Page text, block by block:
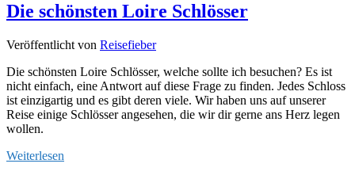
Die schönsten Loire Schlösser
Veröffentlicht von Reisefieber
Die schönsten Loire Schlösser, welche sollte ich besuchen? Es ist
nicht einfach, eine Antwort auf diese Frage zu finden. Jedes Schloss
ist einzigartig und es gibt deren viele. Wir haben uns auf unserer
Reise einige Schlösser angesehen, die wir dir gerne ans Herz legen
wollen.
Weiterlesen